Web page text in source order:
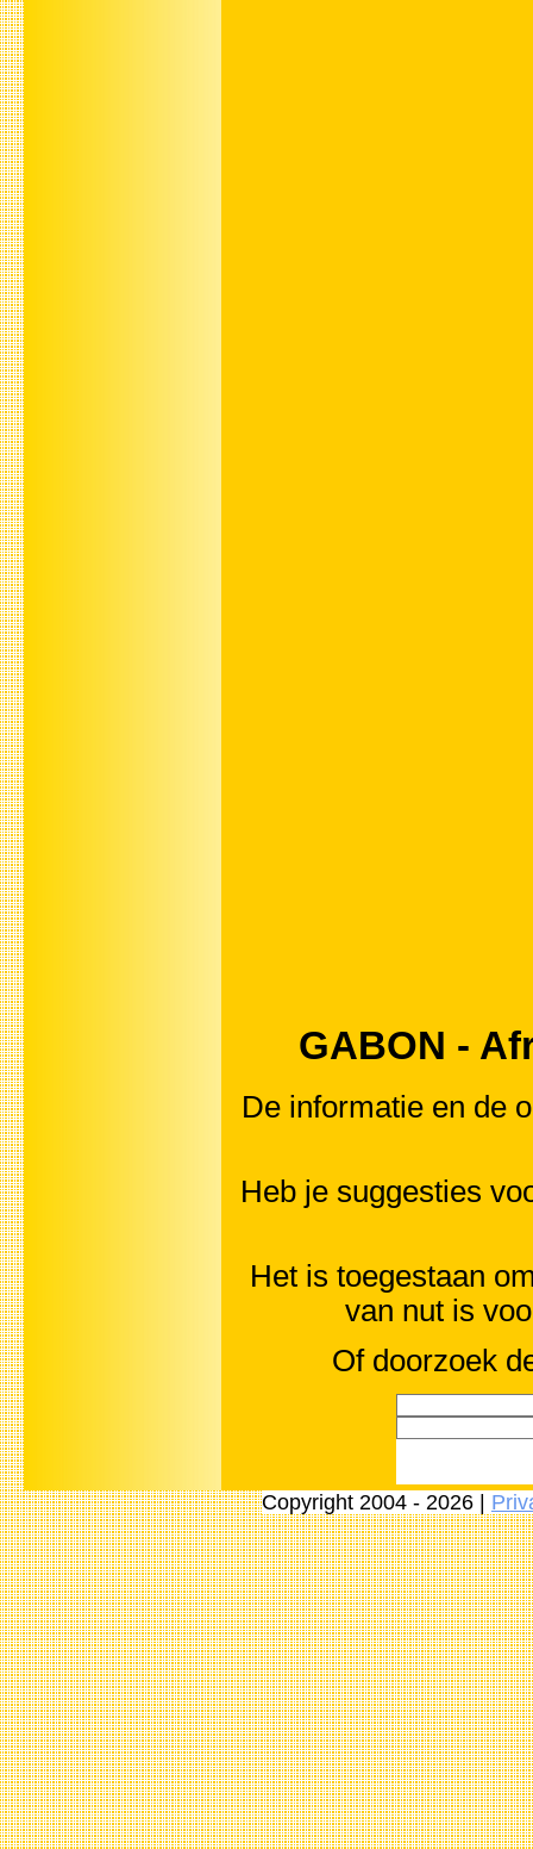
GABON -
De informatie en de
Heb je suggesties
Het is toegestaan
van nut is
Of doorzoek
Copyright 2004 - 2026 |